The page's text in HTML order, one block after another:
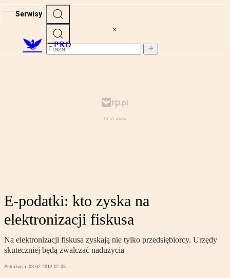
Serwisy
PRO
E-podatki: kto zyska na
elektronizacji fiskusa
Na elektronizacji fiskusa zyskają nie tylko przedsiębiorcy. Urzędy
skuteczniej będą zwalczać nadużycia
Publikacja: 03.02.2012 07:05